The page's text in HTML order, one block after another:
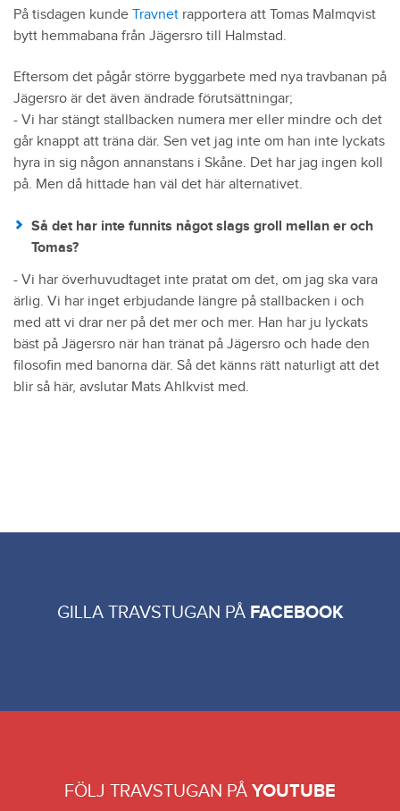
På tisdagen kunde Travnet rapportera att Tomas Malmqvist
bytt hemmabana från Jägersro till Halmstad.
Eftersom det pågår större byggarbete med nya travbanan på
Jägersro är det även ändrade förutsättningar;
- Vi har stängt stallbacken numera mer eller mindre och det
går knappt att träna där. Sen vet jag inte om han inte lyckats
hyra in sig någon annanstans i Skåne. Det har jag ingen koll
på. Men då hittade han väl det här alternativet.
Så det har inte funnits något slags groll mellan er och
Tomas?
- Vi har överhuvudtaget inte pratat om det, om jag ska vara
ärlig. Vi har inget erbjudande längre på stallbacken i och
med att vi drar ner på det mer och mer. Han har ju lyckats
bäst på Jägersro när han tränat på Jägersro och hade den
filosofin med banorna där. Så det känns rätt naturligt att det
blir så här, avslutar Mats Ahlkvist med.
GILLA TRAVSTUGAN PÅ FACEBOOK
FÖLJ TRAVSTUGAN PÅ YOUTUBE